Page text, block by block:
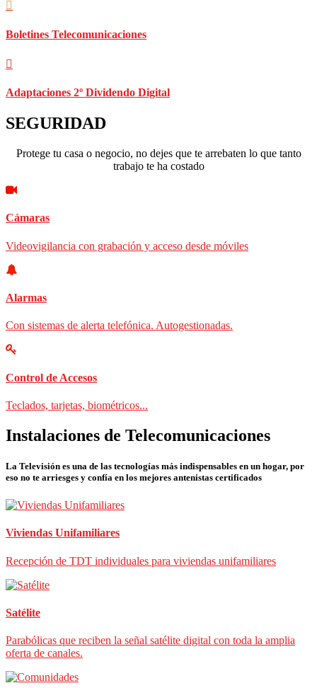
Boletines Telecomunicaciones
Adaptaciones 2º Dividendo Digital
SEGURIDAD
Protege tu casa o negocio, no dejes que te arrebaten lo que tanto
trabajo te ha costado
Cámaras
Videovigilancia con grabación y acceso desde móviles
Alarmas
Con sistemas de alerta telefónica. Autogestionadas.
Control de Accesos
Teclados, tarjetas, biométricos...
Instalaciones de Telecomunicaciones
La Televisión es una de las tecnologías más indispensables en un hogar, por
eso no te arriesges y confía en los mejores antenistas certificados
Viviendas Unifamiliares
Recepción de TDT individuales para viviendas unifamiliares
Satélite
Parabólicas que reciben la señal satélite digital con toda la amplia
oferta de canales.